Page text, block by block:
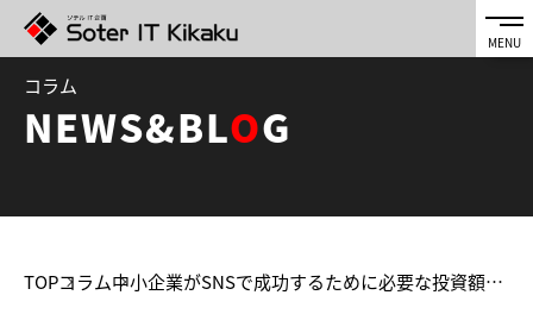
コラム
NEWS&BLOG
TOPコラム 中小企業がSNSで成功するために必要な投資額とROIの実態